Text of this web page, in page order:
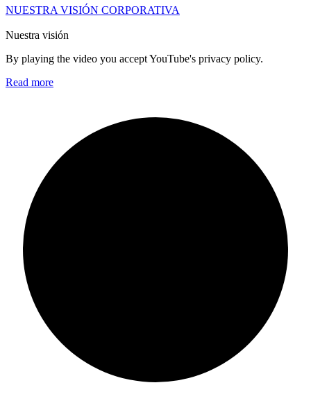
NUESTRA VISIÓN CORPORATIVA
Nuestra visión
By playing the video you accept YouTube's privacy policy.
Read more